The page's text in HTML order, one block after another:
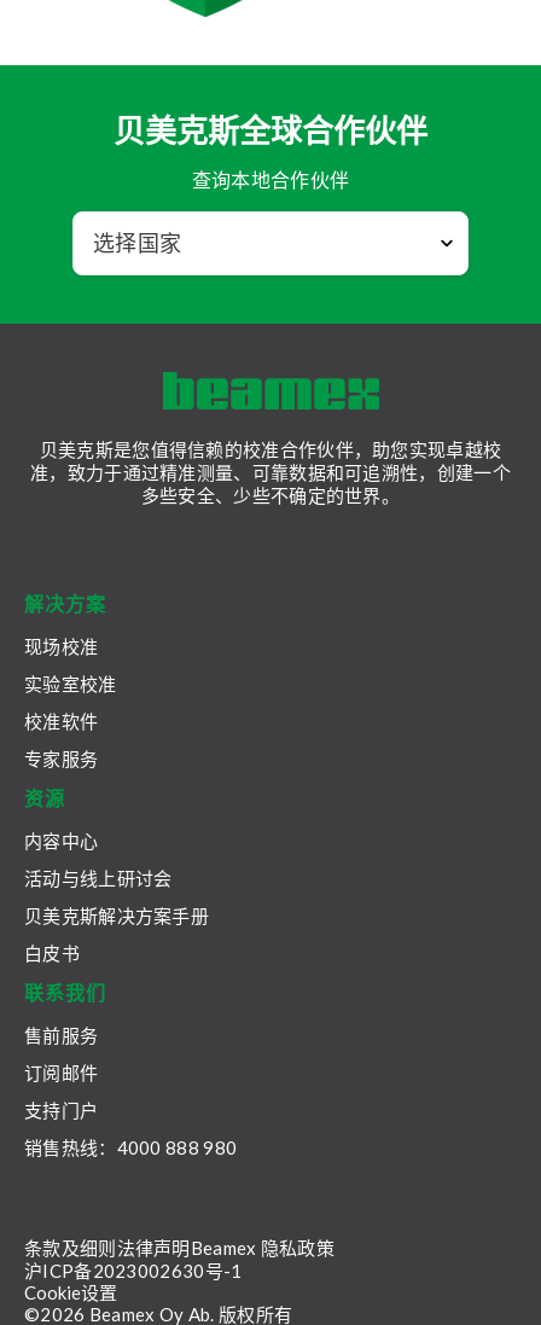
贝美克斯全球合作伙伴
查询本地合作伙伴
贝美克斯是您值得信赖的校准合作伙伴，助您实现卓越校
准，致力于通过精准测量、可靠数据和可追溯性，创建一个
多些安全、少些不确定的世界。
解决方案
现场校准
实验室校准
校准软件
专家服务
资源
内容中心
活动与线上研讨会
贝美克斯解决方案手册
白皮书
联系我们
售前服务
订阅邮件
支持门户
销售热线：4000 888 980
©2026 Beamex Oy Ab. 版权所有
条款及细则法律声明Beamex 隐私政策
沪ICP备2023002630号-1
Cookie设置